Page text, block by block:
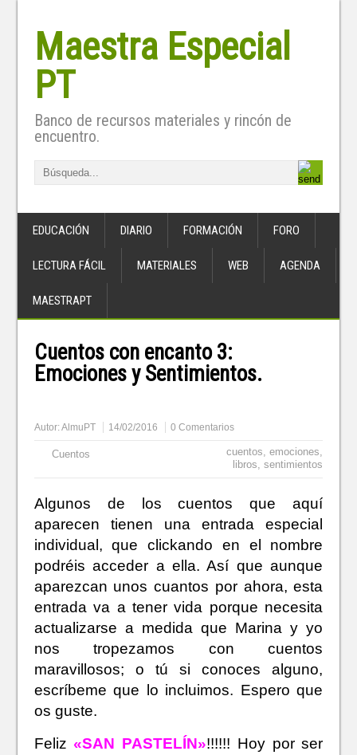
Maestra Especial
PT
Banco de recursos materiales y rincón de
encuentro.
EDUCACIÓN DIARIO FORMACIÓN FORO
LECTURA FÁCIL MATERIALES WEB AGENDA
MAESTRAPT
Cuentos con encanto 3:
Emociones y Sentimientos.
Autor:AlmuPT 14/02/2016 0 Comentarios
Cuentos cuentos,emociones,
libros,sentimientos
Algunos de los cuentos que aquí
aparecen tienen una entrada especial
individual, que clickando en el nombre
podréis acceder a ella. Así que aunque
aparezcan unos cuantos por ahora, esta
entrada va a tener vida porque necesita
actualizarse a medida que Marina y yo
nos tropezamos con cuentos
maravillosos; o tú si conoces alguno,
escríbeme que lo incluimos. Espero que
os guste.
Feliz«SAN PASTELÍN»!!!!!! Hoy por ser